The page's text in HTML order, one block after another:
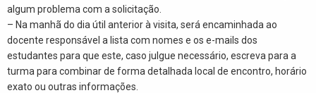
algum problema com a solicitação.
– Na manhã do dia útil anterior à visita, será encaminhada ao
docente responsável a lista com nomes e os e-mails dos
estudantes para que este, caso julgue necessário, escreva para a
turma para combinar de forma detalhada local de encontro, horário
exato ou outras informações.